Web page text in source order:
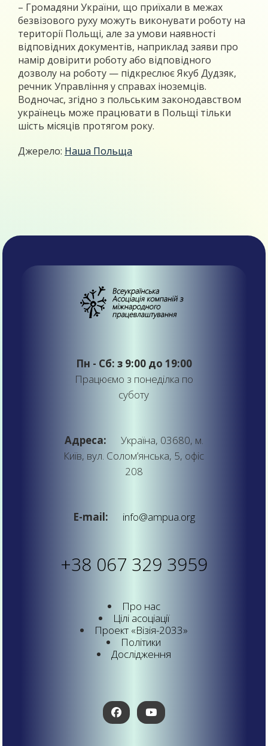
– Громадяни України, що приїхали в межах
безвізового руху можуть виконувати роботу на
території Польщі, але за умови наявності
відповідних документів, наприклад заяви про
намір довірити роботу або відповідного
дозволу на роботу — підкреслює Якуб Дудзяк,
речник Управління у справах іноземців.
Водночас, згідно з польським законодавством
українець може працювати в Польщі тільки
шість місяців протягом року.
Джерело: Наша Польща
Пн - Сб: з 9:00 до 19:00
Працюємо з понеділка по
суботу
Адреса:
Україна, 03680, м.
Київ, вул. Солом’янська, 5, офіс
208
E-mail: info@ampua.org
+38 067 329 3959
Про нас
Цілі асоціації
Проект «Візія-2033»
Політики
Дослідження